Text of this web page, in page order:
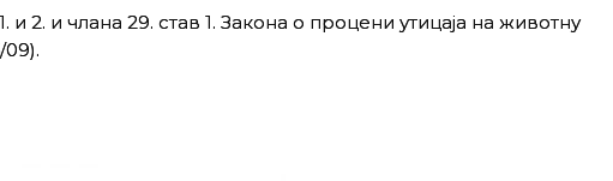
2. и члана 29. став 1. Закона о процени утицаја на животну
09).